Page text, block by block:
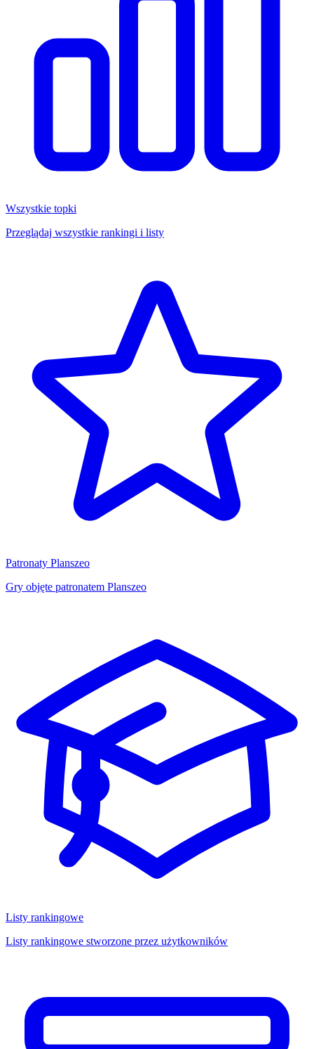
Wszystkie topki
Przeglądaj wszystkie rankingi i listy
Patronaty Planszeo
Gry objęte patronatem Planszeo
Listy rankingowe
Listy rankingowe stworzone przez użytkowników